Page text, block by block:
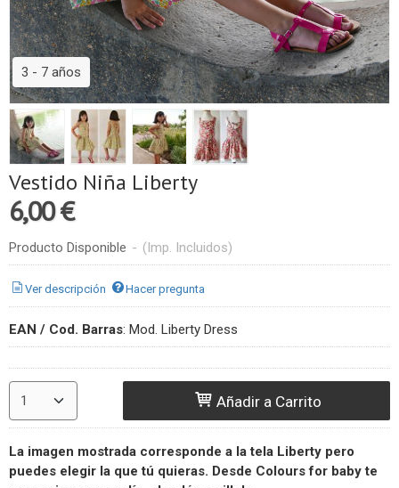
3 - 7 años
Vestido Niña Liberty
6,00 €
Producto Disponible - (Imp. Incluidos)
Ver descripción Hacer pregunta
EAN / Cod. Barras: Mod. Liberty Dress
Añadir a Carrito
La imagen mostrada corresponde a la tela Liberty pero
puedes elegir la que tú quieras. Desde Colours for baby te